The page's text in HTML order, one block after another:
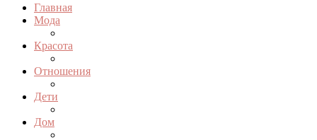
Главная
Мода
Красота
Отношения
Дети
Дом